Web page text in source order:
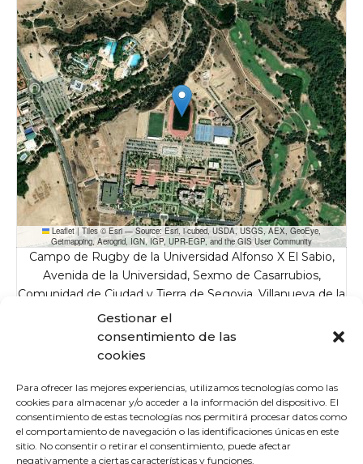
Gestionar el
consentimiento de las
cookies
Para ofrecer las mejores experiencias, utilizamos tecnologías como las
cookies para almacenar y/o acceder a la información del dispositivo. El
consentimiento de estas tecnologías nos permitirá procesar datos como
el comportamiento de navegación o las identificaciones únicas en este
sitio. No consentir o retirar el consentimiento, puede afectar
negativamente a ciertas características y funciones.
Leaflet | Tiles © Esri — Source: Esri, i-cubed, USDA, USGS, AEX, GeoEye,
Getmapping, Aerogrid, IGN, IGP, UPR-EGP, and the GIS User Community
Campo de Rugby de la Universidad Alfonso X El Sabio,
Avenida de la Universidad, Sexmo de Casarrubios,
Comunidad de Ciudad y Tierra de Segovia, Villanueva de la
Cañada, Comunidad de Madrid, 28691, España
Detalles
Fecha Hora Liga
Temporada
7 de marzo de 202615:00Liga SUB23 2025-26 2025-2026